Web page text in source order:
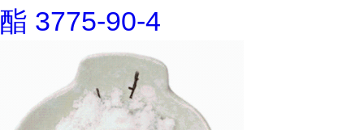
酯 3775-90-4